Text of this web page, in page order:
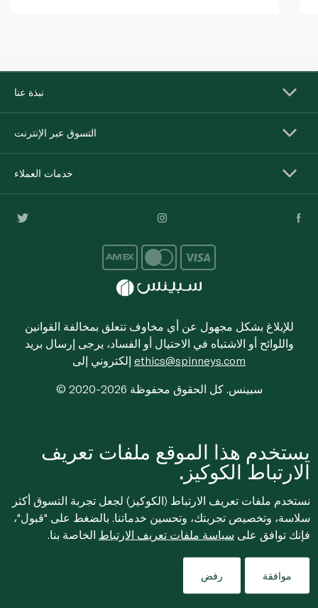
نبذة عنا
التسوق عبر الإنترنت
خدمات العملاء
للإبلاغ بشكل مجهول عن أي مخاوف تتعلق بمخالفة القوانين
واللوائح أو الاشتباه في الاحتيال أو الفساد، يرجى إرسال بريد
ethics@spinneys.com
© 2020-2026 سبينس. كل الحقوق محفوظة
يستخدم هذا الموقع ملفات تعريف
الارتباط الكوكيز.
نستخدم ملفات تعريف الارتباط (الكوكيز) لجعل تجربة التسوق أكثر
سلاسة، وتخصيص تجربتك، وتحسين خدماتنا. بالضغط على "قبول"،
فإنك توافق على سياسة ملفات تعريف الارتباط الخاصة بنا.
موافقة رفض